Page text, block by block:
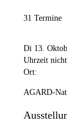
31 Termine
Di 13.
Uhrzeit
Ort:
AGARD-